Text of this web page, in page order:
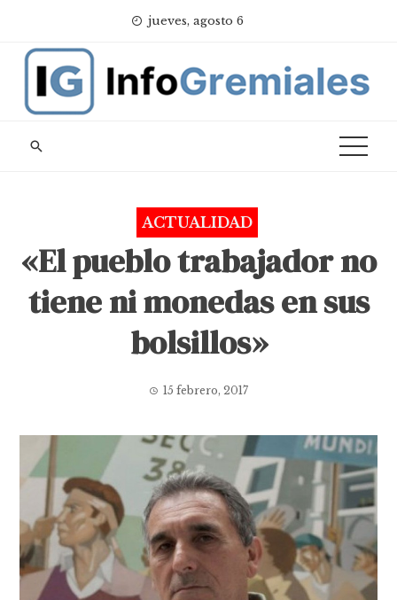
content
jueves, agosto 6
ACTUALIDAD
«El pueblo trabajador no
tiene ni monedas en sus
bolsillos»
15 febrero, 2017